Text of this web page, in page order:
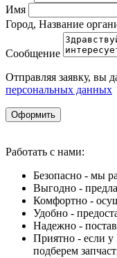
Имя
Город, Название
Сообщение
Отправляя заявку, вы
персональных данных
Оформить
Работать с нами:
Безопасно - мы
Выгодно -
Комфортно -
Удобно -
Надежно -
Приятно - если
подберем